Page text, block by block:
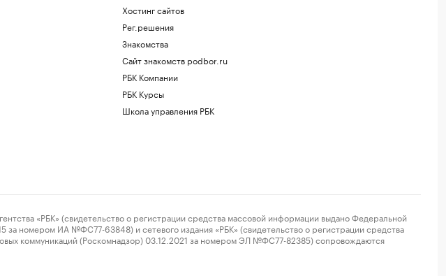
Хостинг сайтов
Рег.решения
Знакомства
Сайт знакомств podbor.ru
РБК Компании
РБК Курсы
Школа управления РБК
«РБК» (свидетельство о регистрации средства массовой информации выдано Федеральной
номером ИА №ФС77-63848) и сетевого издания «РБК» (свидетельство о регистрации средства
коммуникаций (Роскомнадзор) 03.12.2021 за номером ЭЛ №ФС77-82385) сопровождаются